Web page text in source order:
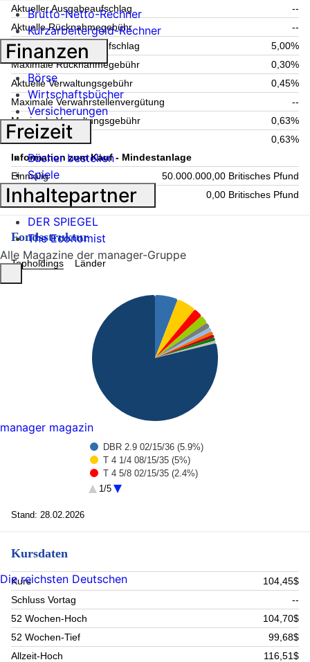
Aktueller Ausgabeaufschlag
--
Aktuelle Rücknahmegebühr
--
Maximaler Ausgabeaufschlag
5,00%
Maximale Rücknahmegebühr
0,30%
Aktuelle Verwaltungsgebühr
0,45%
Maximale Verwahrstellenvergütung
--
Maximale Verwaltungsgebühr
0,63%
Laufende Kosten
0,63%
Information zum Kauf - Mindestanlage
Einmalig
50.000.000,00 Britisches Pfund
Folgende
0,00 Britisches Pfund
Fondsstruktur
Topholdings Länder
DBR 2.9 02/15/36 (5.9%)
T 4 1/4 08/15/35 (5%)
T 4 5/8 02/15/35 (2.4%)
DBR 2 1/2 02/15/35 (2.2%)
Rest (78.8%)
1/5
Stand: 28.02.2026
Kursdaten
Kurs
104,45$
Schluss Vortag
--
52 Wochen-Hoch
104,70$
52 Wochen-Tief
99,68$
Allzeit-Hoch
116,51$
Brutto-Netto-Rechner
Kurzarbeitergeld-Rechner
Finanzen
Börse
Wirtschaftsbücher
Versicherungen
Freizeit
Bücher bestellen
Spiele
Inhaltepartner
DER SPIEGEL
The Economist
Alle Magazine der manager-Gruppe
manager magazin
Die reichsten Deutschen